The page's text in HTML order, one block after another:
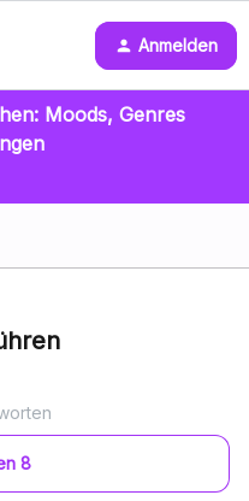
Anmelden
Moods, Genres
8